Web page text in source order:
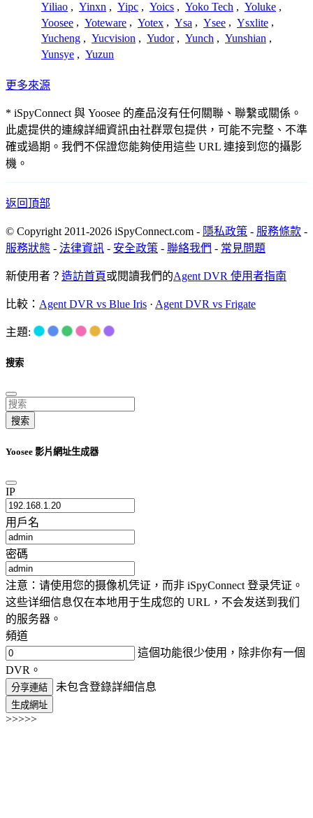
Yiliao , Yinxn , Yipc , Yoics , Yoko Tech , Yoluke ,
Yoosee , Yoteware , Yotex , Ysa , Ysee , Ysxlite ,
Yucheng , Yucvision , Yudor , Yunch , Yunshian ,
Yunsye , Yuzun
更多來源
* iSpyConnect 與 Yoosee 的產品沒有任何關聯、聯繫或關係。
此處提供的連線詳細資訊由社群眾包提供，可能不完整、不準
確或過期。我們不保證您能夠使用這些 URL 連接到您的攝影
機。
返回頂部
© Copyright 2011-2026 iSpyConnect.com - 隱私政策 - 服務條款 -
服務狀態 - 法律資訊 - 安全政策 - 聯絡我們 - 常見問題
新使用者？ 造訪首頁或閱讀我們的Agent DVR 使用者指南
比較： Agent DVR vs Blue Iris · Agent DVR vs Frigate
主題:
搜索
搜索
Yoosee 影片網址生成器
IP
用戶名
密碼
注意：请使用您的摄像机凭证，而非 iSpyConnect 登录凭证。
这些详细信息仅在本地用于生成您的 URL，不会发送到我们
的服务器。
頻道
這個功能很少使用，除非你有一個
DVR。
分享連結 未包含登錄詳細信息
生成網址
>>>>>